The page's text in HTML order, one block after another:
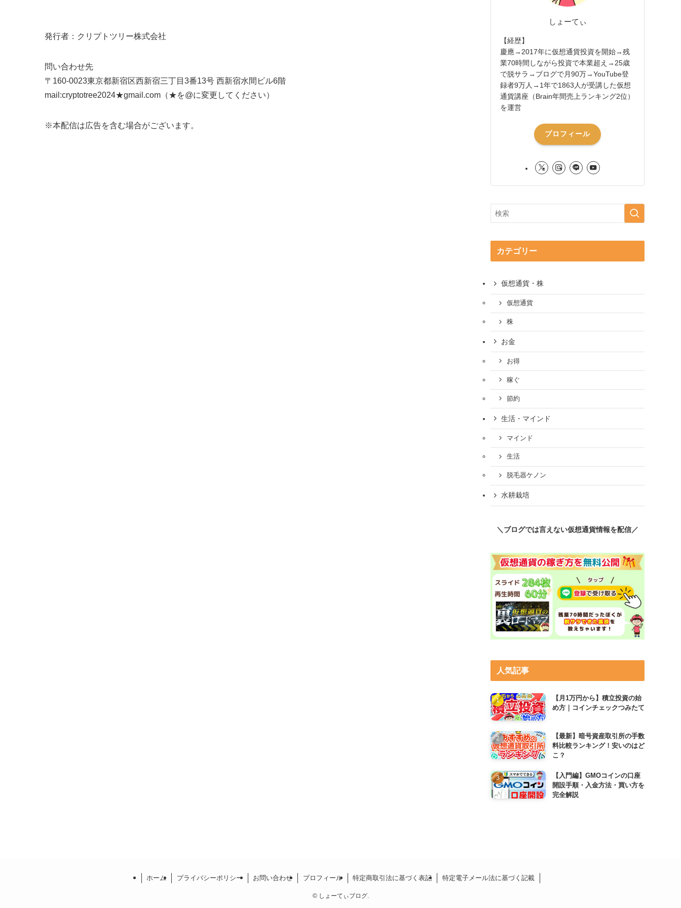
発行者：クリプトツリー株式会社
問い合わせ先
〒160-0023東京都新宿区西新宿三丁目3番13号 西新宿水間ビル6階
mail:cryptotree2024★gmail.com（★を@に変更してください）
※本配信は広告を含む場合がございます。
しょーてぃ
【経歴】
慶應→2017年に仮想通貨投資を開始→残
業70時間しながら投資で本業超え→25歳
で脱サラ→ブログで月90万→YouTube登
録者9万人→1年で1863人が受講した仮想
通貨講座（Brain年間売上ランキング2位）
を運営
プロフィール
カテゴリー
仮想通貨・株
仮想通貨
株
お金
お得
稼ぐ
節約
生活・マインド
マインド
生活
脱毛器ケノン
水耕栽培
＼ブログでは言えない仮想通貨情報を配信／
人気記事
【月1万円から】積立投資の始
め方｜コインチェックつみたて
【最新】暗号資産取引所の手数
料比較ランキング！安いのはど
こ？
【入門編】GMOコインの口座
開設手順・入金方法・買い方を
完全解説
ホーム プライバシーポリシー お問い合わせ プロフィール 特定商取引法に基づく表記 特定電子メール法に基づく記載
©しょーてぃブログ.